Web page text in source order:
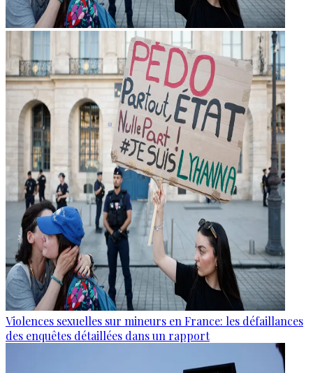
Violences sexuelles sur mineurs en France: les défaillances
des enquêtes détaillées dans un rapport